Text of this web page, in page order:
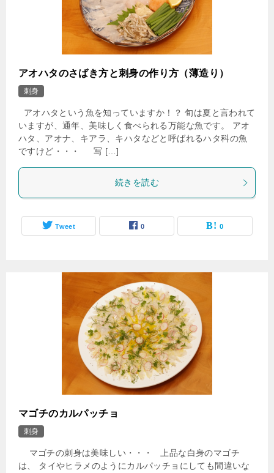
アオハタのさばき方と刺身の作り方（薄造り）
刺身
アオハタという魚を知っていますか！？ 旬は夏と言われて
いますが、通年、美味しく食べられる万能な魚です。 アオ
ハタ、アオナ、キアラ、キハタなどと呼ばれるハタ科の魚
ですけど・・・ 写 […]
続きを読む
Tweet 0 0
マゴチのカルパッチョ
刺身
マゴチの刺身は美味しい・・・ 上品な白身のマゴチ
は、 タイやヒラメのようにカルパッチョにしても間違いな